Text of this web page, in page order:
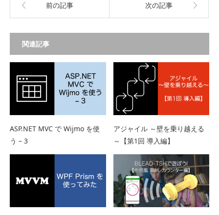
前の記事 次の記事
関連記事
ASP.NET MVC で Wijmo を使
う – 3
アジャイル ～壁を乗り越える
～【第1回 導入編】